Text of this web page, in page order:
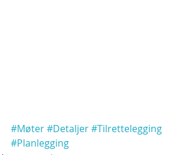
#Møter#Detaljer#Tilrettelegging
#Planlegging